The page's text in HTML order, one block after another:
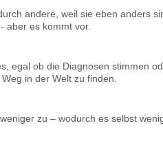
andere, weil sie eben anders
aber es kommt vor.
egal ob die Diagnosen stimmen
in der Welt zu finden.
zu – wodurch es selbst